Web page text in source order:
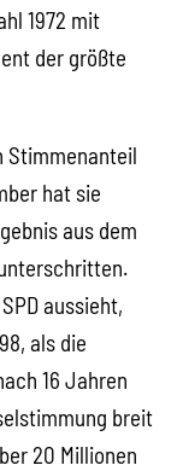
1972 mit
der größte
Stimmenanteil
hat sie
aus dem
aussieht,
als die
16 Jahren
breit
20 Millionen